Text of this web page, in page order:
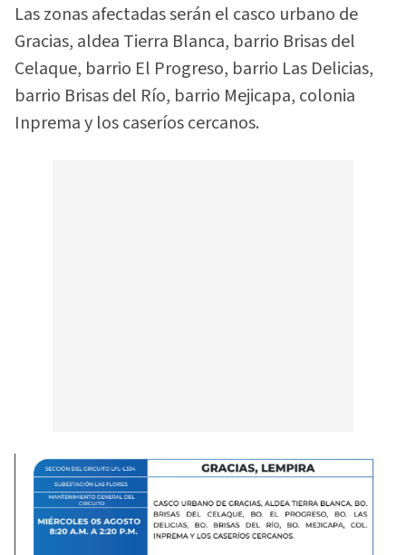
Las zonas afectadas serán el casco urbano de
Gracias, aldea Tierra Blanca, barrio Brisas del
Celaque, barrio El Progreso, barrio Las Delicias,
barrio Brisas del Río, barrio Mejicapa, colonia
Inprema y los caseríos cercanos.